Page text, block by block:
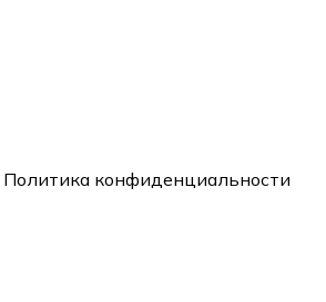
Политика конфиденциальности